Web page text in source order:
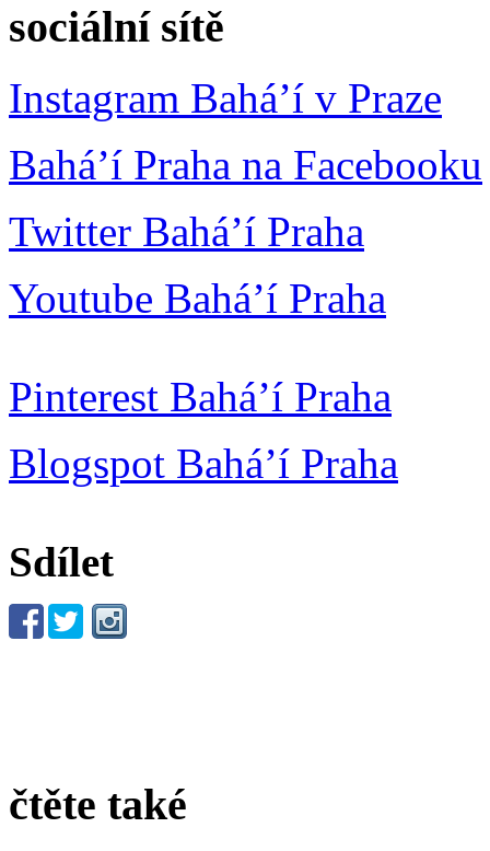
sociální sítě
Instagram Bahá’í v Praze
Bahá’í Praha na Facebooku
Twitter Bahá’í Praha
Youtube Bahá’í Praha
Pinterest Bahá’í Praha
Blogspot Bahá’í Praha
Sdílet
čtěte také